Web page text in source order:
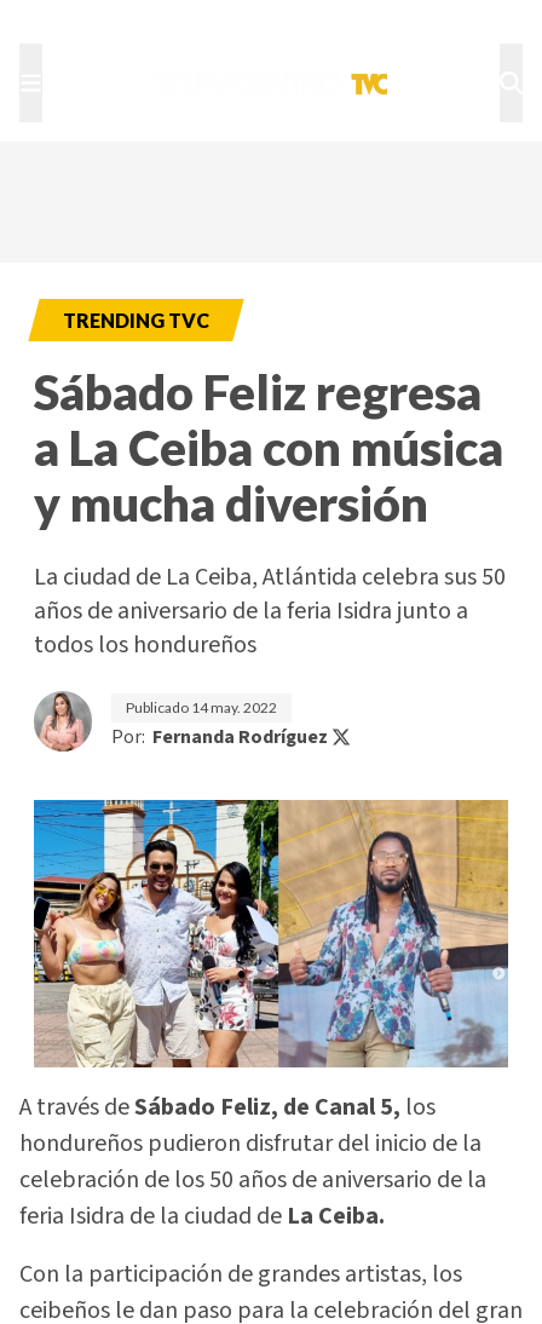
TRENDING TVC
Sábado Feliz regresa
a La Ceiba con música
y mucha diversión
La ciudad de La Ceiba, Atlántida celebra sus 50
años de aniversario de la feria Isidra junto a
todos los hondureños
Publicado 14 may. 2022
Por: Fernanda Rodríguez
A través deSábado Feliz, de Canal 5, los
hondureños pudieron disfrutar del inicio de la
celebración de los 50 años de aniversario de la
feria Isidra de la ciudad de La Ceiba.
Con la participación de grandes artistas, los
ceibeños le dan paso para la celebración del gran